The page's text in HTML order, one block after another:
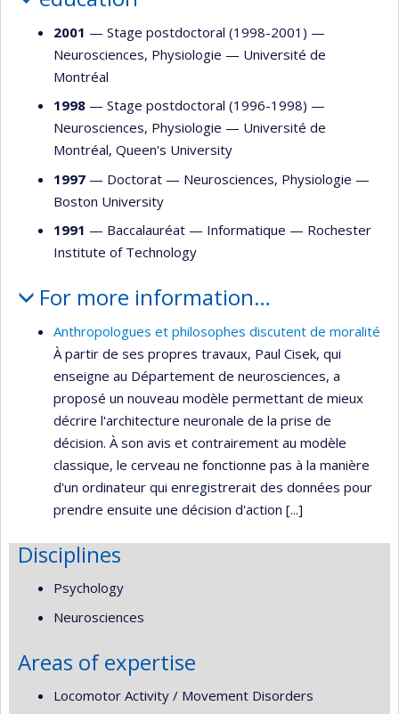
2001 — Stage postdoctoral (1998-2001) —
Neurosciences, Physiologie — Université de
Montréal
1998 — Stage postdoctoral (1996-1998) —
Neurosciences, Physiologie — Université de
Montréal, Queen's University
1997 — Doctorat — Neurosciences, Physiologie —
Boston University
1991 — Baccalauréat — Informatique — Rochester
Institute of Technology
For more information…
Anthropologues et philosophes discutent de moralité
À partir de ses propres travaux, Paul Cisek, qui
enseigne au Département de neurosciences, a
proposé un nouveau modèle permettant de mieux
décrire l'architecture neuronale de la prise de
décision. À son avis et contrairement au modèle
classique, le cerveau ne fonctionne pas à la manière
d'un ordinateur qui enregistrerait des données pour
prendre ensuite une décision d'action [...]
Disciplines
Psychology
Neurosciences
Areas of expertise
Locomotor Activity / Movement Disorders